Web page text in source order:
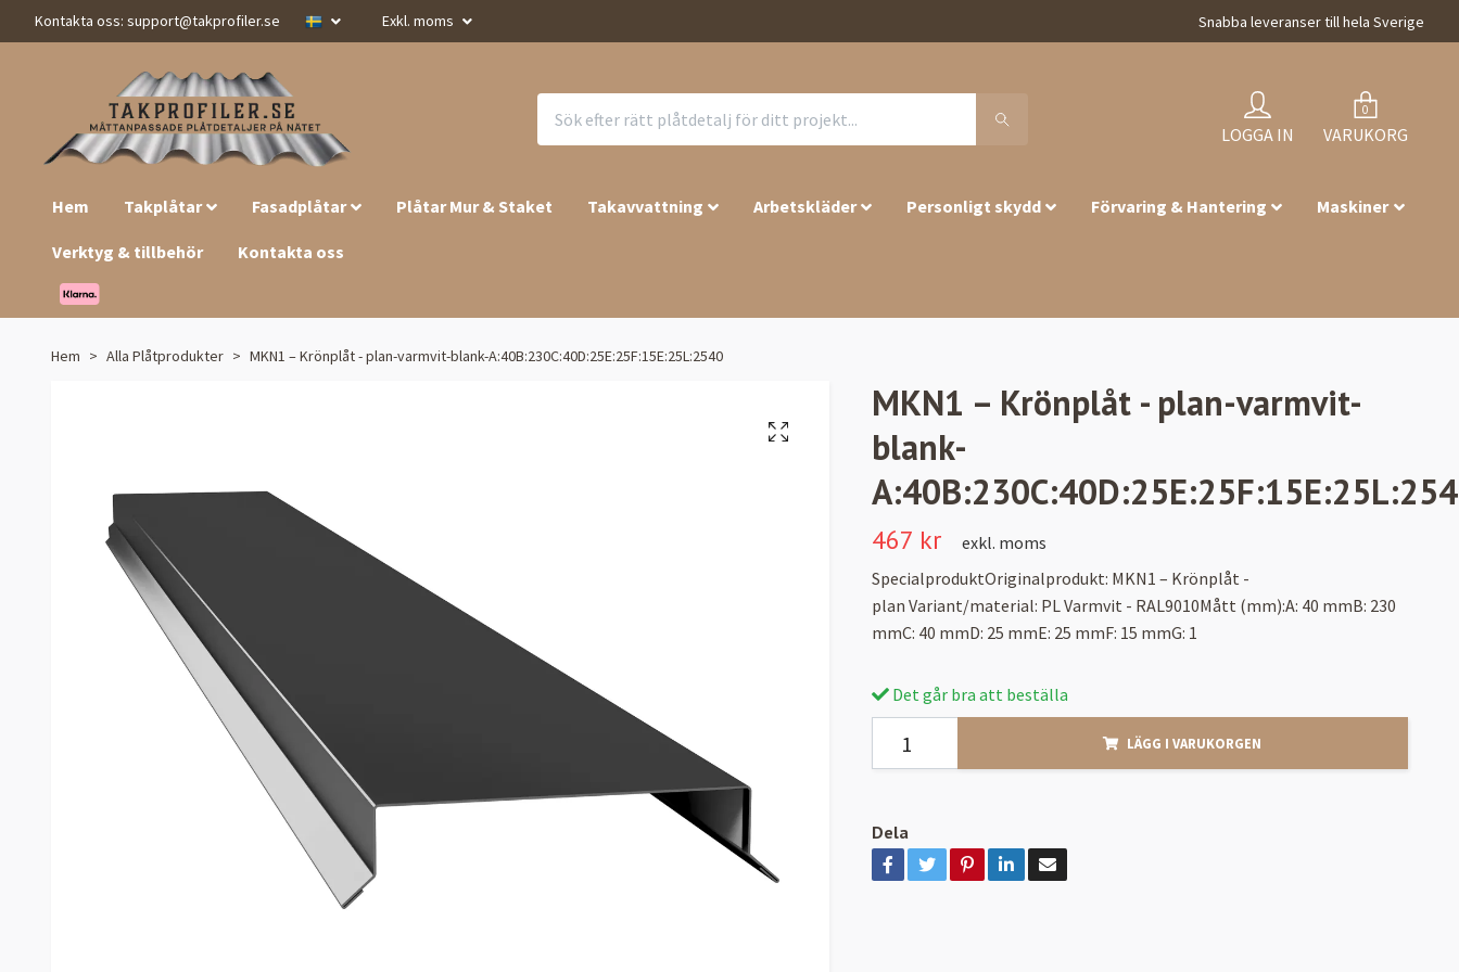
Kontakta oss: support@takprofiler.se Exkl. moms Snabba leveranser till hela Sverige
LOGGA IN
0
VARUKORG
Hem Takplåtar Fasadplåtar Plåtar Mur & Staket Takavvattning Arbetskläder Personligt skydd Förvaring & Hantering Maskiner
Verktyg & tillbehör Kontakta oss
Hem Alla Plåtprodukter MKN1 – Krönplåt - plan-varmvit-blank-A:40B:230C:40D:25E:25F:15E:25L:2540
MKN1 – Krönplåt - plan-varmvit-
blank-
467 kr
exkl. moms
SpecialproduktOriginalprodukt: MKN1 – Krönplåt -
plan Variant/material: PL Varmvit - RAL9010Mått (mm):A: 40 mmB: 230
mmC: 40 mmD: 25 mmE: 25 mmF: 15 mmG: 1
Det går bra att beställa
LÄGG I VARUKORGEN
Dela